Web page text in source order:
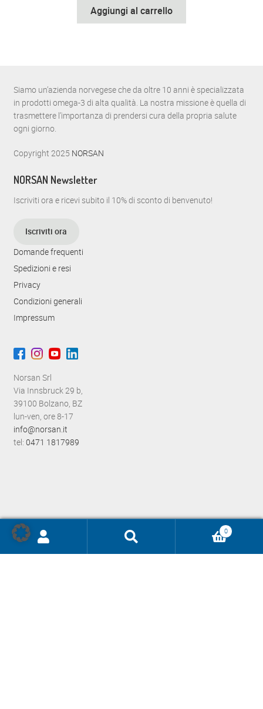
Aggiungi al carrello
Siamo un’azienda norvegese che da oltre 10 anni è specializzata
in prodotti omega-3 di alta qualità. La nostra missione è quella di
trasmettere l’importanza di prendersi cura della propria salute
ogni giorno.
Copyright 2025 NORSAN
NORSAN Newsletter
Iscriviti ora e ricevi subito il 10% di sconto di benvenuto!
Iscriviti ora
Domande frequenti
Spedizioni e resi
Privacy
Condizioni generali
Impressum
Norsan Srl
Via Innsbruck 29 b,
39100 Bolzano, BZ
lun-ven, ore 8-17
info@norsan.it
tel: 0471 1817989
Ricerca
0